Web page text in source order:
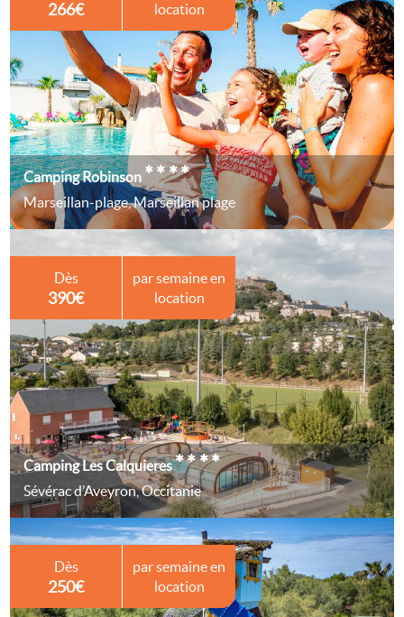
266€ location
Camping Robinson ****
Marseillan-plage, Marseillan plage
Dès
390€
par semaine en
location
Camping Les Calquieres****
Sévérac d’Aveyron, Occitanie
Dès
250€
par semaine en
location